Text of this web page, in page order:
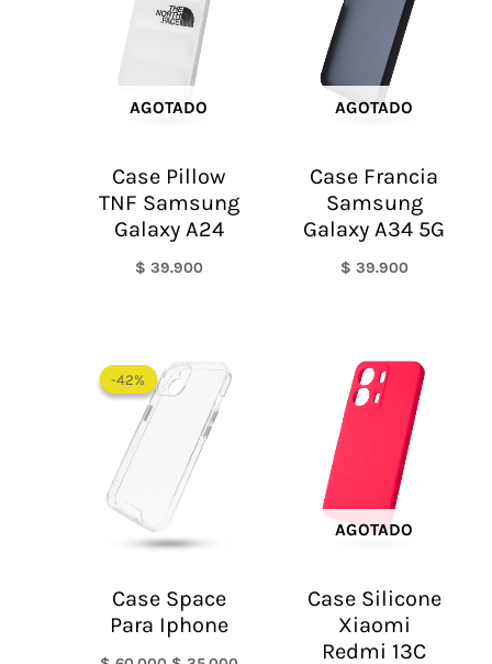
AGOTADO
Case Pillow
TNF Samsung
Galaxy A24
$ 39.900
AGOTADO
Case Francia
Samsung
Galaxy A34 5G
$ 39.900
-42%
-42%
Case Space
Para Iphone
precio
original
$ 60.000.
AGOTADO
Case Silicone
Xiaomi
Redmi 13C